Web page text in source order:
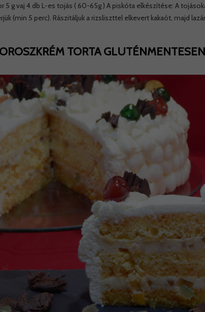
5 g vaj 4 db L-es tojás ( 60-65g ) A piskóta elkészítése: A
(min 5 perc). Rászitáljuk a rizsliszttel elkevert kakaót, majd
OROSZKRÉM TORTA GLUTÉNMENTESEN